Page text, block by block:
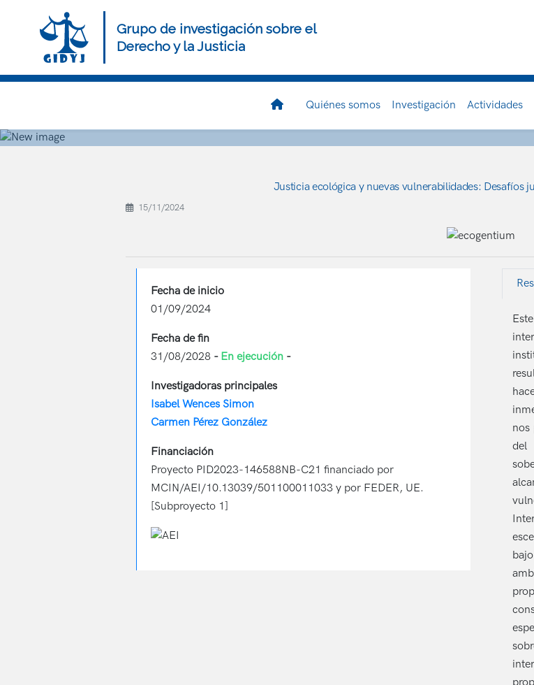
contenido
Grupo de investigación sobre el
Derecho y la Justicia
principal
Quiénes somos Investigación Actividades
Justicia ecológica y nuevas vulnerabilidades: Desafíos
15/11/2024
Fecha de inicio
01/09/2024
Fecha de fin
31/08/2028 - En ejecución -
Investigadoras principales
Isabel Wences Simon
Carmen Pérez González
Financiación
Proyecto PID2023-146588NB-C21 financiado por
MCIN/AEI/10.13039/501100011033 y por FEDER, UE.
[Subproyecto 1]
nos
del